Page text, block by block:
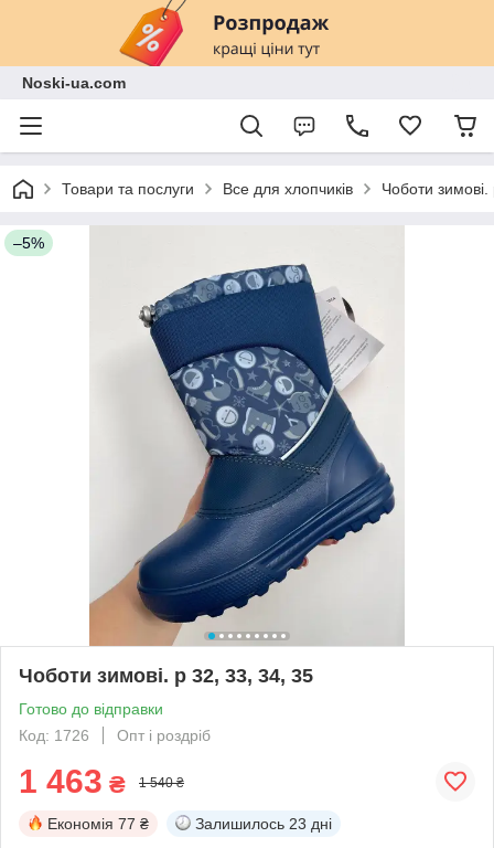
Noski-ua.com
Товари та послуги Все для хлопчиків Чоботи
–5%
Чоботи зимові. р 32, 33, 34, 35
Готово до відправки
Код: 1726
Опт і роздріб
1 463 ₴ 1 540 ₴
Економія 77 ₴ Залишилось 23 дні